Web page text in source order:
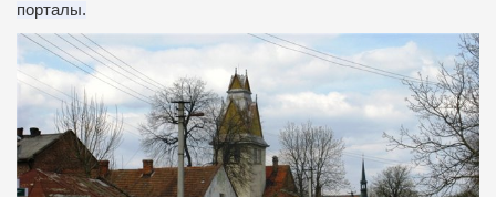
порталы.